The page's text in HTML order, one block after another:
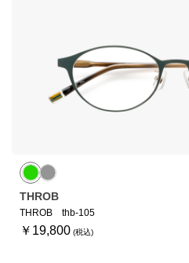
THROB
THROB thb-105
￥19,800